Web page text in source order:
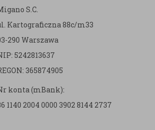
S.C.
Kartograficzna 88c/m33
290 Warszawa
5242813637
365874905
konta (mBank):
1140 2004 0000 3902 8144 2737